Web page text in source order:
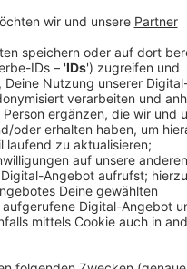
der erste
startet um 12
ist in diesem Jahr ein
Unwettersituationen
Unwetterlagen